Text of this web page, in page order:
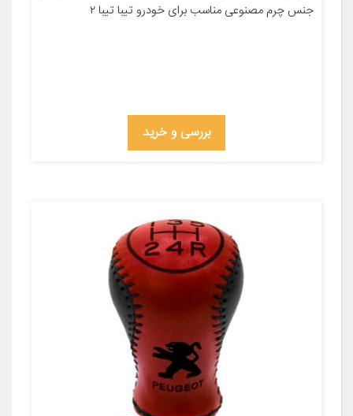
جنس چرم مصنوعی مناسب برای خودرو تیبا تیبا ۲
بررسی و خرید